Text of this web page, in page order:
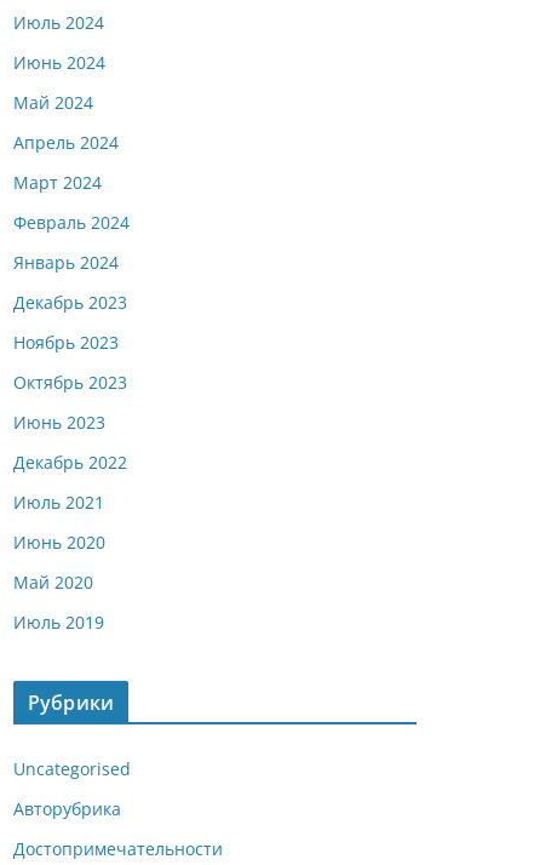
Июль 2024
Июнь 2024
Май 2024
Апрель 2024
Март 2024
Февраль 2024
Январь 2024
Декабрь 2023
Ноябрь 2023
Октябрь 2023
Июнь 2023
Декабрь 2022
Июль 2021
Июнь 2020
Май 2020
Июль 2019
Рубрики
Uncategorised
Авторубрика
Достопримечательности